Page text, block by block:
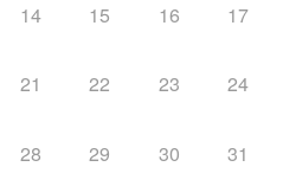
14 15 16 17
21 22 23 24
28 29 30 31